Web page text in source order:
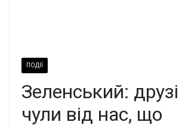
ПОДІЇ
Зеленський:
чули від нас, що